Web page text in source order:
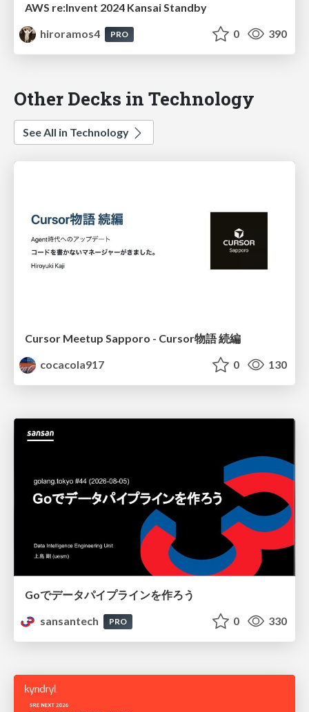
AWS re:Invent 2024 Kansai Standby
hiroramos4
PRO 0 390
Other Decks in Technology
See All in Technology
Cursor Meetup Sapporo - Cursor物語 続編
cocacola917
0 130
Goでデータパイプラインを作ろう
sansantech
PRO 0 330